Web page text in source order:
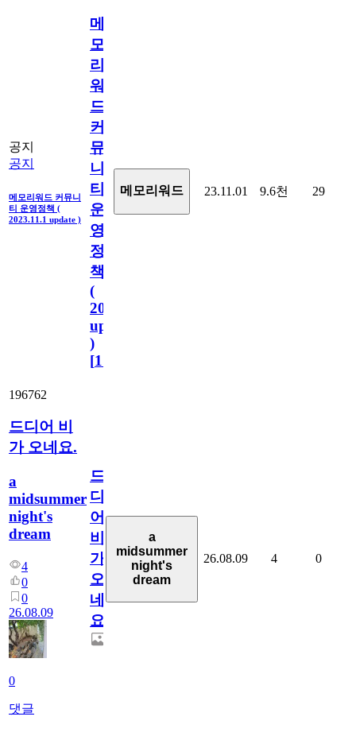
공지
공지
메모리워드 커뮤니
티 운영정책 (
2023.11.1 update )
메
모
리
워
드
커
뮤
니
티
운
영
정
책
(
2023.11.1
update
)
[110
메모리워드 23.11.01 9.6천 29
196762
드디어 비
가 오네요.
a
midsummer
night's
dream
4
0
0
26.08.09
0
댓글
드
디
어
비
가
오
네
요.
a
midsummer
night's
dream
26.08.09 4 0